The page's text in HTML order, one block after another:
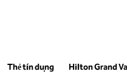
Thẻ tín dụng Hilton Grand